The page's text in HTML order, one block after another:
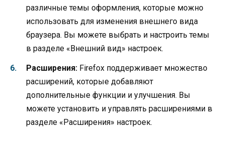
различные темы оформления, которые можно
использовать для изменения внешнего вида
браузера. Вы можете выбрать и настроить темы
в разделе «Внешний вид» настроек.
Расширения: Firefox поддерживает множество
расширений, которые добавляют
дополнительные функции и улучшения. Вы
можете установить и управлять расширениями в
разделе «Расширения» настроек.